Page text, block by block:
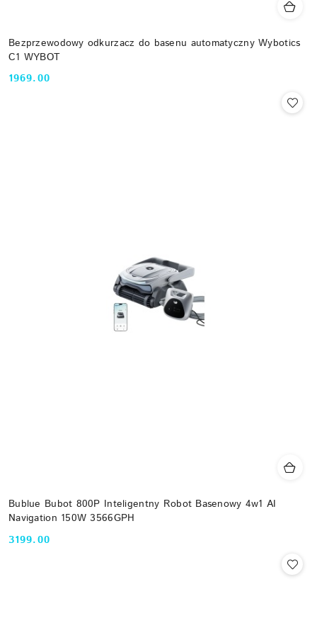
Bezprzewodowy odkurzacz do basenu automatyczny Wybotics
C1 WYBOT
Cena:
1969.00
Bublue Bubot 800P Inteligentny Robot Basenowy 4w1 AI
Navigation 150W 3566GPH
Cena:
3199.00